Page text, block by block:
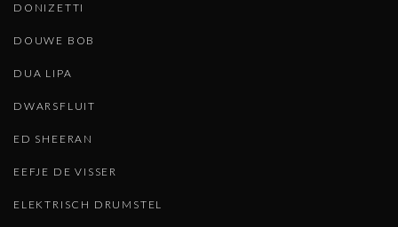
DONIZETTI
DOUWE BOB
DUA LIPA
DWARSFLUIT
ED SHEERAN
EEFJE DE VISSER
ELEKTRISCH DRUMSTEL